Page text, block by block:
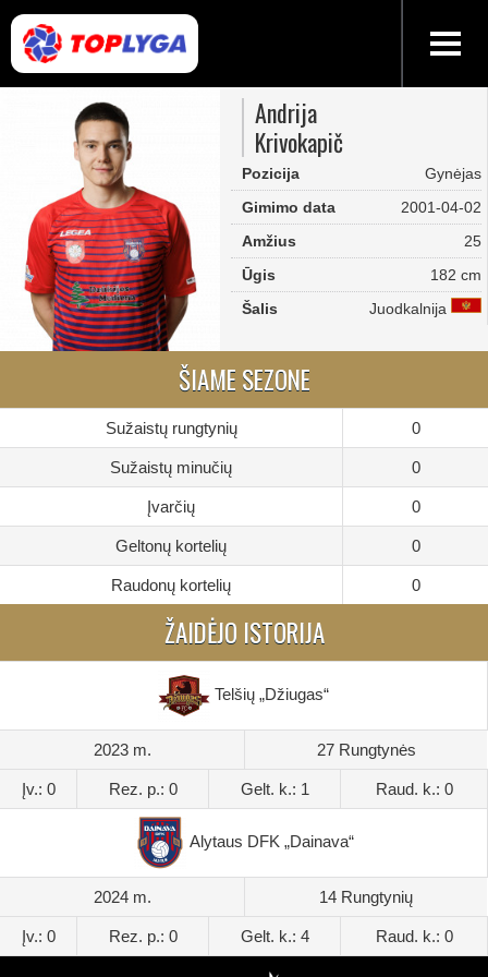
Andrija
Krivokapič
Pozicija
Gynėjas
Gimimo data
2001-04-02
Amžius
25
Ūgis
182 cm
Šalis
Juodkalnija
ŠIAME SEZONE
Sužaistų rungtynių 0
Sužaistų minučių 0
Įvarčių 0
Geltonų kortelių 0
Raudonų kortelių 0
ŽAIDĖJO ISTORIJA
Telšių „Džiugas“
2023 m. 27 Rungtynės
Įv.: 0 Rez. p.: 0 Gelt. k.: 1 Raud. k.: 0
Alytaus DFK „Dainava“
2024 m. 14 Rungtynių
Įv.: 0 Rez. p.: 0 Gelt. k.: 4 Raud. k.: 0